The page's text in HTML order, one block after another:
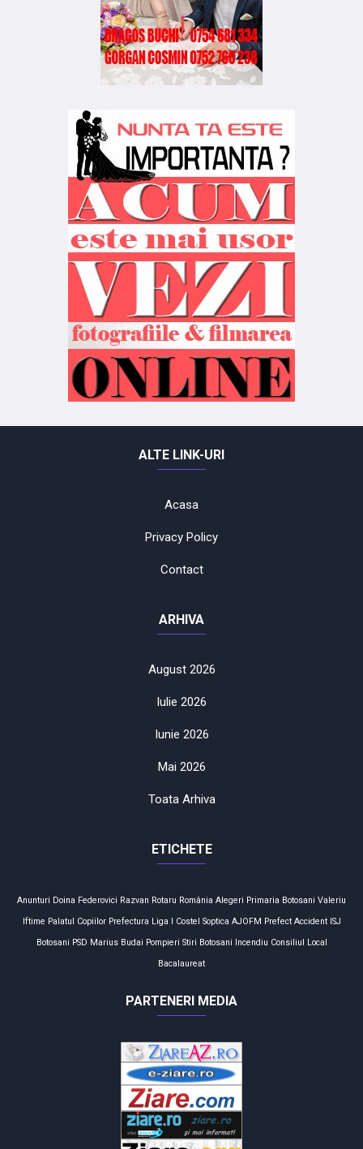
ALTE LINK-URI
Acasa
Privacy Policy
Contact
ARHIVA
August 2026
Iulie 2026
Iunie 2026
Mai 2026
Toata Arhiva
ETICHETE
Anunturi Doina Federovici Razvan Rotaru România Alegeri Primaria Botosani Valeriu
Iftime Palatul Copiilor Prefectura Liga I Costel Soptica AJOFM Prefect Accident ISJ
Botosani PSD Marius Budai Pompieri Stiri Botosani Incendiu Consiliul Local
Bacalaureat
PARTENERI MEDIA